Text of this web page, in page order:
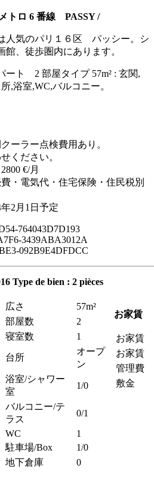
トロ 6 番線 PASSY /
人気のパリ１６区 パッシー。シ
館、徒歩圏内にあります。
ート 2 部屋タイプ 57m² : 玄関,
,浴室,WC,バルコニー。
ーラー点検費用あり。
ください。
€/月
・電気代・住宅保険・住民税別
2月1日予定
Type de bien : 2 pièces
広さ
57m²
部屋数
2
寝室数
1
台所
オープ
ン
浴室/シャワー
室
1/0
バルコニー/テ
ラス
0/1
WC
1
駐車場/Box
1/0
地下倉庫
0
お家賃
お家賃
お家賃
管理費
敷金